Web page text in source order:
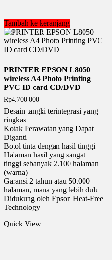
Tambah ke keranjang
PRINTER EPSON L8050
wireless A4 Photo Printing
PVC ID card CD/DVD
Rp4.700.000
Desain tangki terintegrasi yang
ringkas
Kotak Perawatan yang Dapat
Diganti
Botol tinta dengan hasil tinggi
Halaman hasil yang sangat
tinggi sebanyak 2.100 halaman
(warna)
Garansi 2 tahun atau 50.000
halaman, mana yang lebih dulu
Didukung oleh Epson Heat-Free
Technology
Quick View